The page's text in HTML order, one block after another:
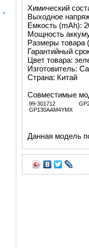
Химический
Выходное
Емкость (mAh):
Мощность
Размеры товара
Гарантийный
Цвет товара:
Изготовитель:
Страна: Китай
Совместимые
99-301712
GP130AAM4YMX
Данная модель